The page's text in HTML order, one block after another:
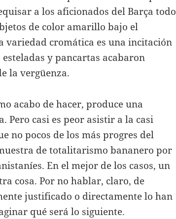
a los aficionados del Barça todo
de color amarillo bajo el
variedad cromática es una incitación
y pancartas acabaron
la vergüenza.
acabo de hacer, produce una
Pero casi es peor asistir a la casi
no pocos de los más progres del
de totalitarismo bananero por
En el mejor de los casos, un
cosa. Por no hablar, claro, de
justificado o directamente lo han
qué será lo siguiente.